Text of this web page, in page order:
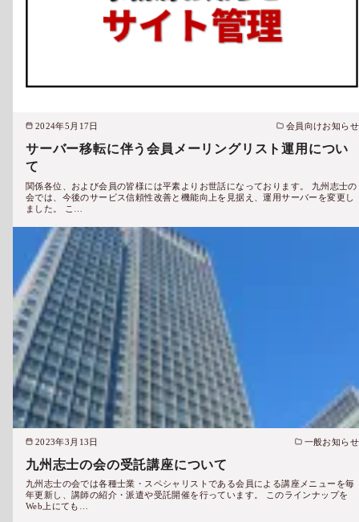
2024年5月17日 会員向けお知らせ
サーバー移転に伴う会員メーリングリスト運用につい
て
関係各位、および会員の皆様には平素よりお世話になっております。 九州志士の
会では、今後のサービス信頼性改善と機能向上を見据え、運用サーバーを変更し
ました。 こ…
2023年3月13日 一般お知らせ
九州志士の会の受託講座について
九州志士の会では各種士業・スペシャリストである会員による講座メニューを毎
年更新し、講師の紹介・派遣や受託開催を行っています。 このラインナップを
Web上にても…